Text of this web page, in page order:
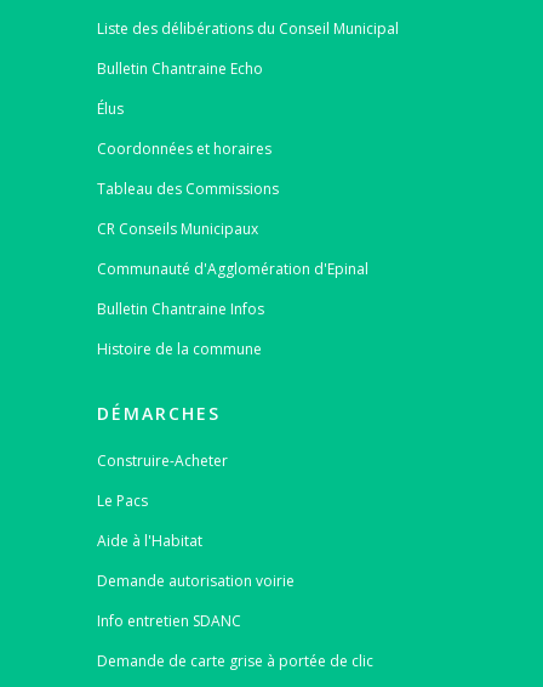
Liste des délibérations du Conseil Municipal
Bulletin Chantraine Echo
Élus
Coordonnées et horaires
Tableau des Commissions
CR Conseils Municipaux
Communauté d'Agglomération d'Epinal
Bulletin Chantraine Infos
Histoire de la commune
DÉMARCHES
Construire-Acheter
Le Pacs
Aide à l'Habitat
Demande autorisation voirie
Info entretien SDANC
Demande de carte grise à portée de clic